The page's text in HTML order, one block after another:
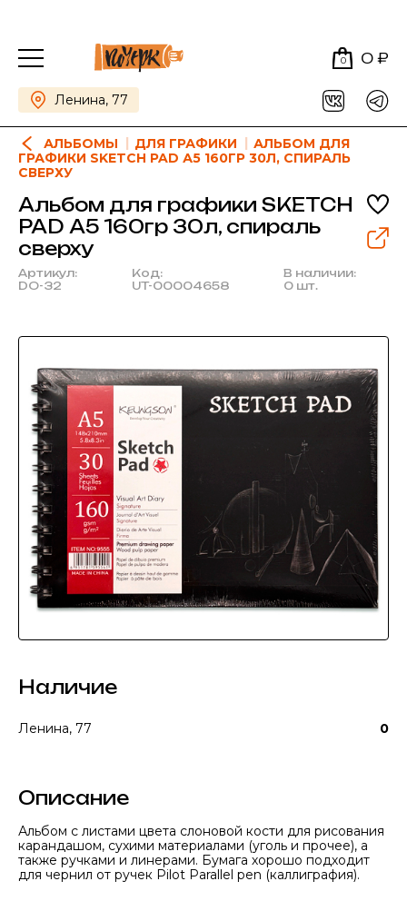
0 0 ₽
Ленина, 77
АЛЬБОМЫ ДЛЯ ГРАФИКИ
АЛЬБОМ ДЛЯ
ГРАФИКИ SKETCH PAD А5 160ГР 30Л, СПИРАЛЬ
СВЕРХУ
Альбом для графики SKETCH
PAD А5 160гр 30л, спираль
сверху
Артикул:
DO-32
Код:
UT-00004658
В наличии:
0 шт.
Наличие
Ленина, 77 0
Описание
Альбом с листами цвета слоновой кости для рисования
карандашом, сухими материалами (уголь и прочее), а
также ручками и линерами. Бумага хорошо подходит
для чернил от ручек Pilot Parallel pen (каллиграфия).